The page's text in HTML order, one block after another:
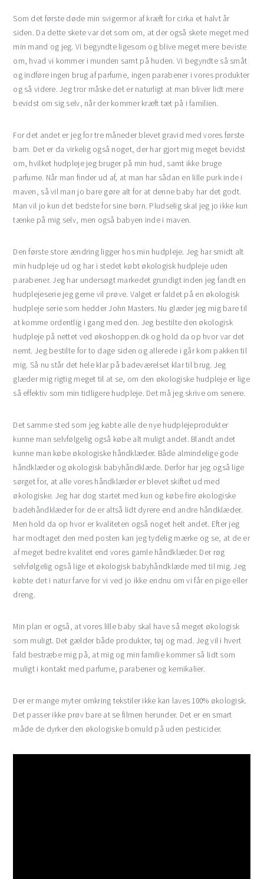
Som det første døde min svigermor af kræft for cirka et halvt år
siden. Da dette skete var det som om, at der også skete meget med
min mand og jeg. Vi begyndte ligesom og blive meget mere beviste
om, hvad vi kommer i munden samt på huden. Vi begyndte så småt
og indføre ingen brug af parfume, ingen parabener i vores produkter
og så videre. Jeg tror måske det er naturligt at man bliver lidt mere
bevidst om sig selv, når der kommer kræft tæt på i familien.
For det andet er jeg for tre måneder blevet gravid med vores første
barn. Det er da virkelig også noget, der har gjort mig meget bevidst
om, hvilket hudpleje jeg bruger på min hud, samt ikke bruge
parfume. Når man finder ud af, at man har sådan en lille purk inde i
maven, så vil man jo bare gøre alt for at denne baby har det godt.
Man vil jo kun det bedste for sine børn. Pludselig skal jeg jo ikke kun
tænke på mig selv, men også babyen inde i maven.
Den første store ændring ligger hos min hudpleje. Jeg har smidt alt
min hudpleje ud og har i stedet købt økologisk hudpleje uden
parabener. Jeg har undersøgt markedet grundigt inden jeg fandt en
hudplejeserie jeg gerne vil prøve. Valget er faldet på en økologisk
hudpleje serie som hedder John Masters. Nu glæder jeg mig bare til
at komme ordentlig i gang med den. Jeg bestilte den økologisk
hudpleje på nettet ved økoshoppen.dk og hold da op hvor var det
nemt. Jeg bestilte for to dage siden og allerede i går kom pakken til
mig. Så nu står det hele klar på badeværelset klar til brug. Jeg
glæder mig rigtig meget til at se, om den økologiske hudpleje er lige
så effektiv som min tidligere hudpleje. Det må jeg skrive om senere.
Det samme sted som jeg købte alle de nye hudplejeprodukter
kunne man selvfølgelig også købe alt muligt andet. Blandt andet
kunne man købe økologiske håndklæder. Både almindelige gode
håndklæder og økologisk babyhåndklæde. Derfor har jeg også lige
sørget for, at alle vores håndklæder er blevet skiftet ud med
økologiske. Jeg har dog startet med kun og købe fire økologiske
badehåndklæder for de er altså lidt dyrere end andre håndklæder.
Men hold da op hvor er kvaliteten også noget helt andet. Efter jeg
har modtaget den med posten kan jeg tydelig mærke og se, at de er
af meget bedre kvalitet end vores gamle håndklæder. Der røg
selvfølgelig også lige et økologisk babyhåndklæde med til mig. Jeg
købte det i natur farve for vi ved jo ikke endnu om vi får en pige eller
dreng.
Min plan er også, at vores lille baby skal have så meget økologisk
som muligt. Det gælder både produkter, tøj og mad. Jeg vil i hvert
fald bestræbe mig på, at mig og min familie kommer så lidt som
muligt i kontakt med parfume, parabener og kemikalier.
Der er mange myter omkring tekstiler ikke kan laves 100% økologisk.
Det passer ikke prøv bare at se filmen herunder. Det er en smart
måde de dyrker den økologiske bomuld på uden pesticider.